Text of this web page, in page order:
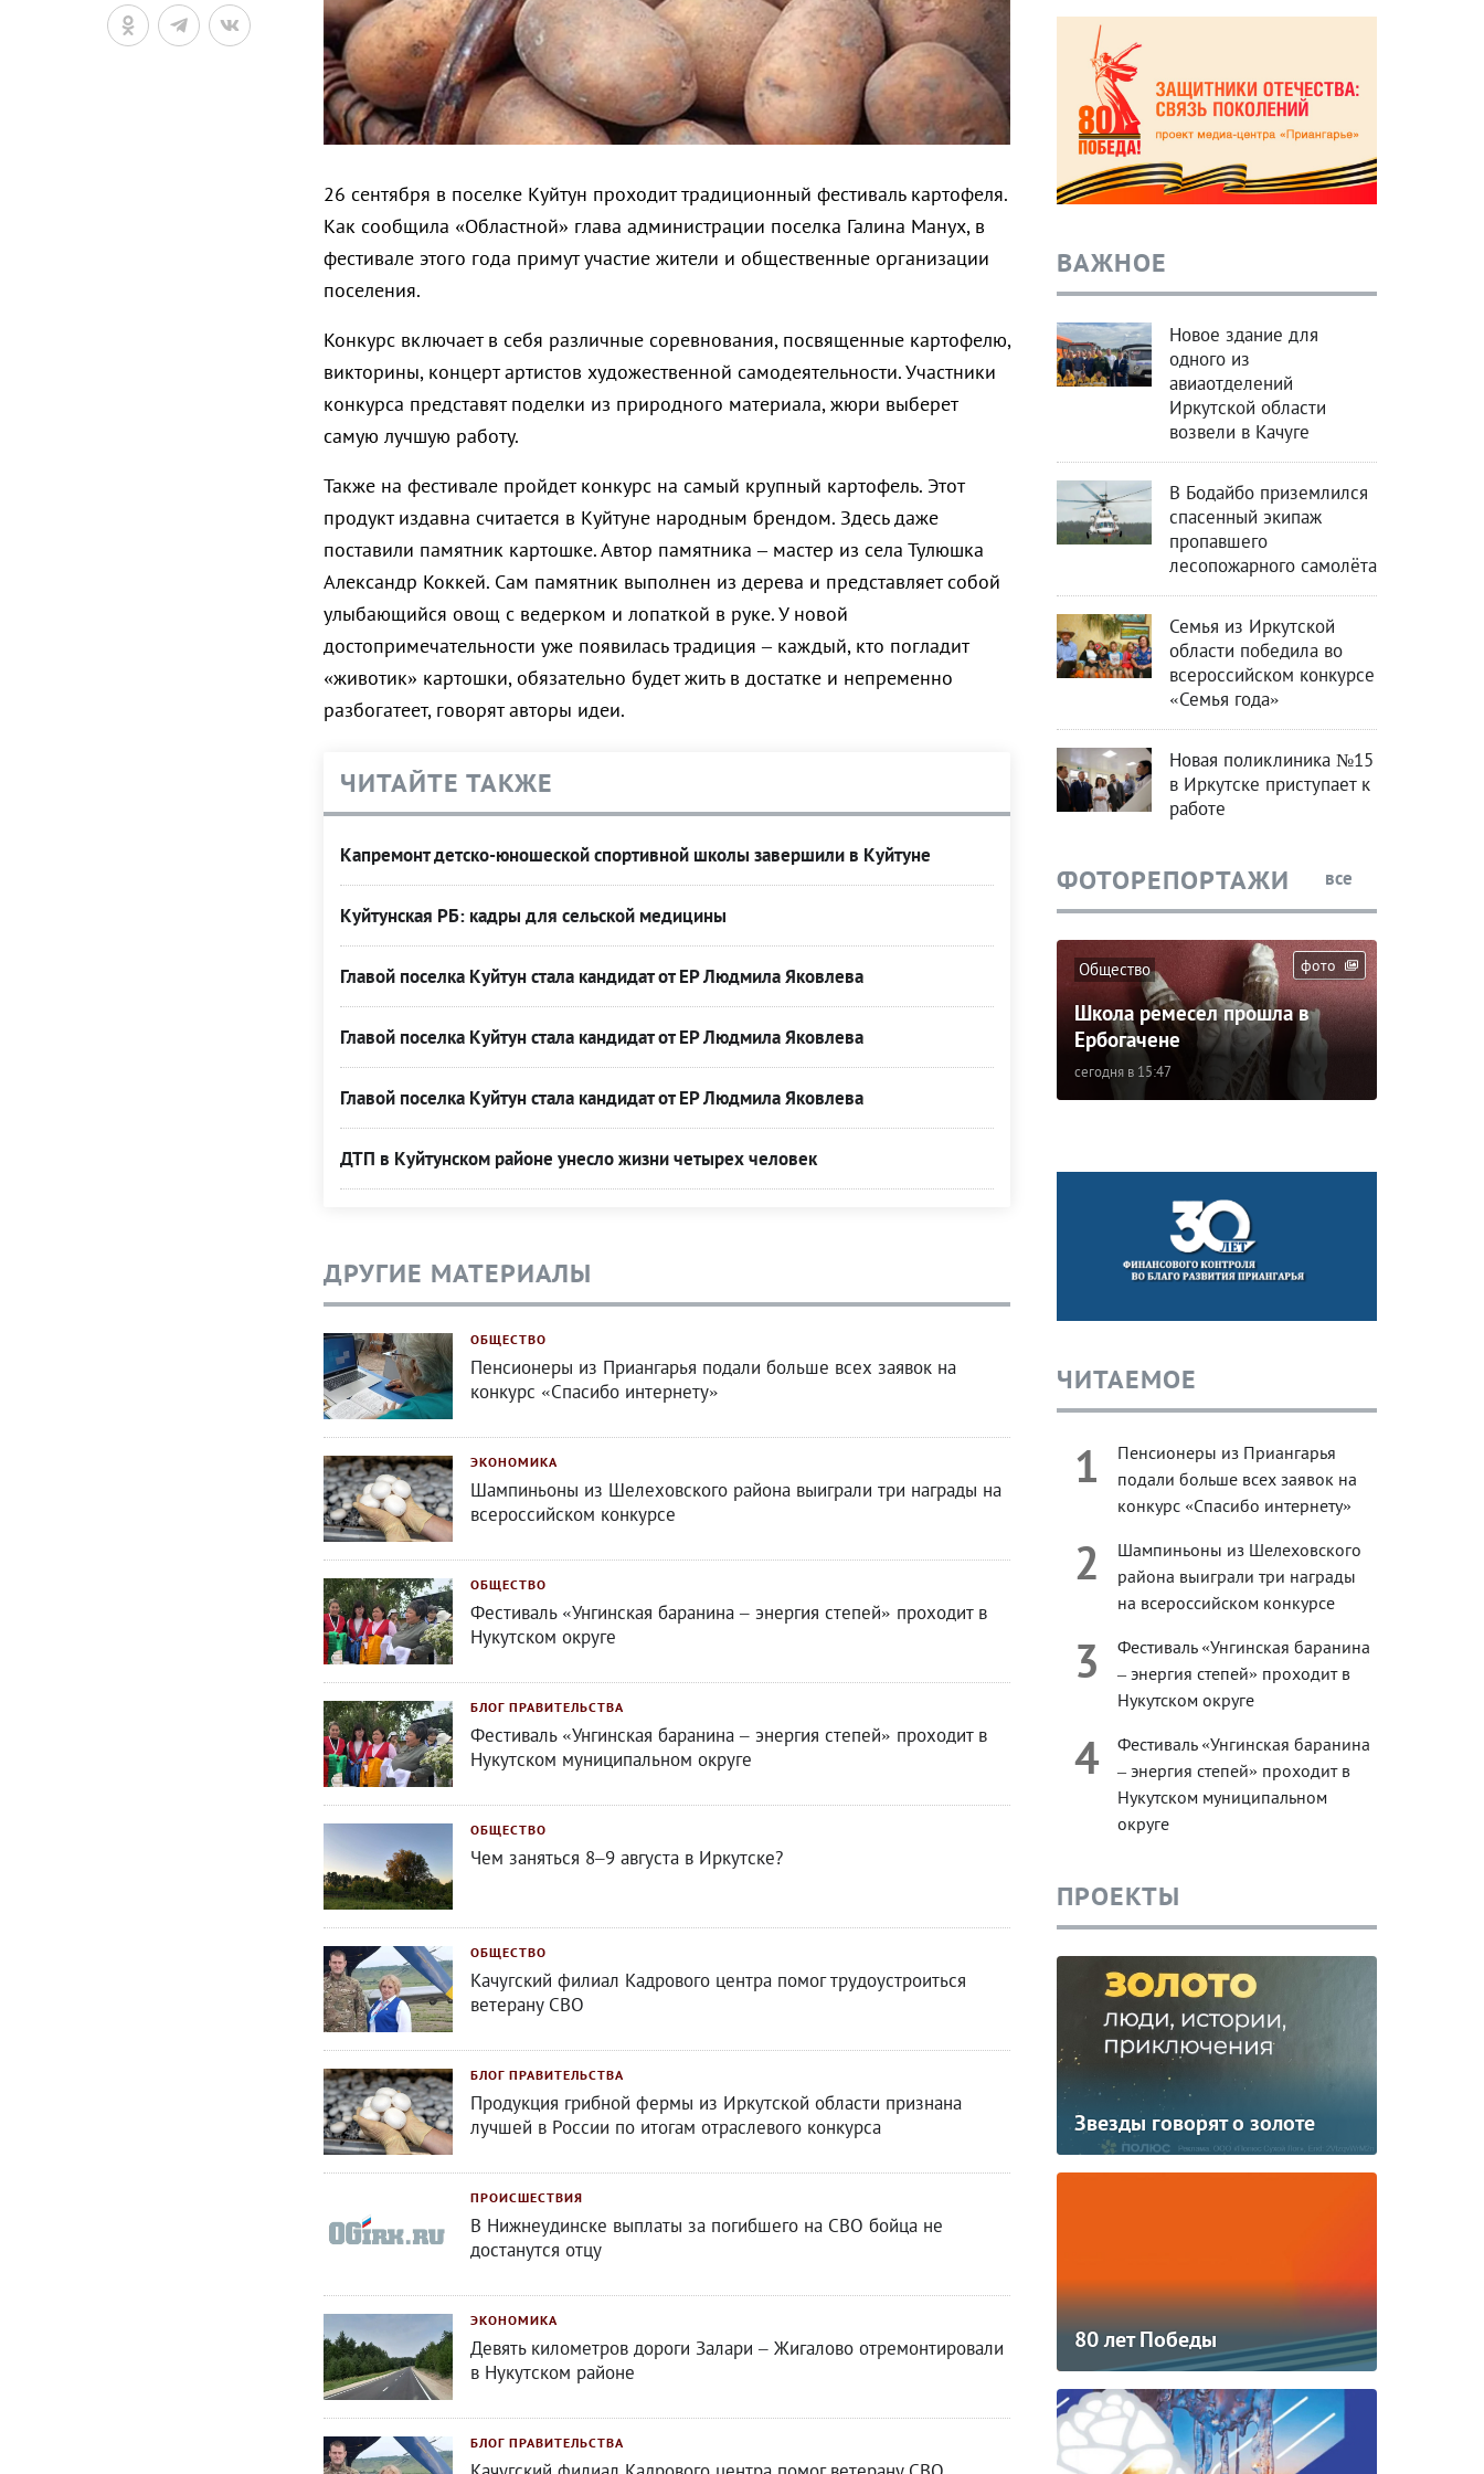
26 сентября в поселке Куйтун проходит традиционный фестиваль картофеля.
Как сообщила «Областной» глава администрации поселка Галина Манух, в
фестивале этого года примут участие жители и общественные организации
поселения.
Конкурс включает в себя различные соревнования, посвященные картофелю,
викторины, концерт артистов художественной самодеятельности. Участники
конкурса представят поделки из природного материала, жюри выберет
самую лучшую работу.
Также на фестивале пройдет конкурс на самый крупный картофель. Этот
продукт издавна считается в Куйтуне народным брендом. Здесь даже
поставили памятник картошке. Автор памятника – мастер из села Тулюшка
Александр Коккей. Сам памятник выполнен из дерева и представляет собой
улыбающийся овощ с ведерком и лопаткой в руке. У новой
достопримечательности уже появилась традиция – каждый, кто погладит
«животик» картошки, обязательно будет жить в достатке и непременно
разбогатеет, говорят авторы идеи.
ЧИТАЙТЕ ТАКЖЕ
Капремонт детско-юношеской спортивной школы завершили в Куйтуне
Куйтунская РБ: кадры для сельской медицины
Главой поселка Куйтун стала кандидат от ЕР Людмила Яковлева
Главой поселка Куйтун стала кандидат от ЕР Людмила Яковлева
Главой поселка Куйтун стала кандидат от ЕР Людмила Яковлева
ДТП в Куйтунском районе унесло жизни четырех человек
ДРУГИЕ МАТЕРИАЛЫ
ОБЩЕСТВО
Пенсионеры из Приангарья подали больше всех заявок на
конкурс «Спасибо интернету»
ЭКОНОМИКА
Шампиньоны из Шелеховского района выиграли три награды на
всероссийском конкурсе
ОБЩЕСТВО
Фестиваль «Унгинская баранина – энергия степей» проходит в
Нукутском округе
БЛОГ ПРАВИТЕЛЬСТВА
Фестиваль «Унгинская баранина – энергия степей» проходит в
Нукутском муниципальном округе
ОБЩЕСТВО
Чем заняться 8–9 августа в Иркутске?
ОБЩЕСТВО
Качугский филиал Кадрового центра помог трудоустроиться
ветерану СВО
БЛОГ ПРАВИТЕЛЬСТВА
Продукция грибной фермы из Иркутской области признана
лучшей в России по итогам отраслевого конкурса
ПРОИСШЕСТВИЯ
В Нижнеудинске выплаты за погибшего на СВО бойца не
достанутся отцу
ЭКОНОМИКА
Девять километров дороги Залари – Жигалово отремонтировали
в Нукутском районе
БЛОГ ПРАВИТЕЛЬСТВА
ВАЖНОЕ
Новое здание для
одного из
авиаотделений
Иркутской области
возвели в Качуге
В Бодайбо приземлился
спасенный экипаж
пропавшего
лесопожарного самолёта
Семья из Иркутской
области победила во
всероссийском конкурсе
«Семья года»
Новая поликлиника №15
в Иркутске приступает к
работе
ФОТОРЕПОРТАЖИ все
фото
Общество
Школа ремесел прошла в
Ербогачене
сегодня в 15:47
ЧИТАЕМОЕ
1
Пенсионеры из Приангарья
подали больше всех заявок на
конкурс «Спасибо интернету»
2
Шампиньоны из Шелеховского
района выиграли три награды
на всероссийском конкурсе
3
Фестиваль «Унгинская баранина
– энергия степей» проходит в
Нукутском округе
4
Фестиваль «Унгинская баранина
– энергия степей» проходит в
Нукутском муниципальном
округе
ПРОЕКТЫ
Звезды говорят о золоте
80 лет Победы